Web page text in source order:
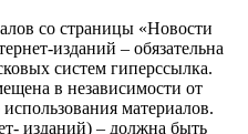
со страницы «Новости
изданий – обязательна
систем гиперссылка.
в независимости от
материалов.
изданий) – должна быть